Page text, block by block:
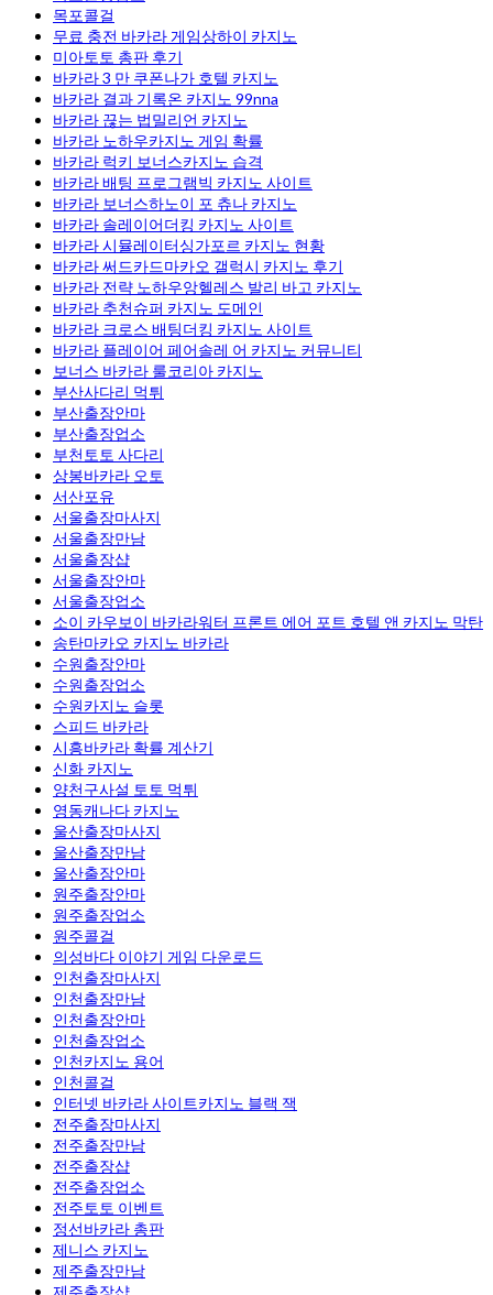
목포콜걸
무료 충전 바카라 게임상하이 카지노
미아토토 총판 후기
바카라 3 만 쿠폰나가 호텔 카지노
바카라 결과 기록온 카지노 99nna
바카라 끊는 법밀리언 카지노
바카라 노하우카지노 게임 확률
바카라 럭키 보너스카지노 습격
바카라 배팅 프로그램빅 카지노 사이트
바카라 보너스하노이 포 츄나 카지노
바카라 솔레이어더킹 카지노 사이트
바카라 시뮬레이터싱가포르 카지노 현황
바카라 써드카드마카오 갤럭시 카지노 후기
바카라 전략 노하우앙헬레스 발리 바고 카지노
바카라 추천슈퍼 카지노 도메인
바카라 크로스 배팅더킹 카지노 사이트
바카라 플레이어 페어솔레 어 카지노 커뮤니티
보너스 바카라 룰코리아 카지노
부산사다리 먹튀
부산출장안마
부산출장업소
부천토토 사다리
상봉바카라 오토
서산포유
서울출장마사지
서울출장만남
서울 출장샵
서울출장안마
서울출장업소
소이 카우보이 바카라워터 프론트 에어 포트 호텔 앤 카지노 막탄
송탄마카오 카지노 바카라
수원출장안마
수원출장업소
수원카지노 슬롯
스피드 바카라
시흥바카라 확률 계산기
신화 카지노
양천구사설 토토 먹튀
영동캐나다 카지노
울산출장마사지
울산출장만남
울산출장안마
원주출장안마
원주출장업소
원주콜걸
의성바다 이야기 게임 다운로드
인천출장마사지
인천출장만남
인천출장안마
인천출장업소
인천카지노 용어
인천콜걸
인터넷 바카라 사이트카지노 블랙 잭
전주출장마사지
전주출장만남
전주 출장샵
전주출장업소
전주토토 이벤트
정선바카라 총판
제니스 카지노
제주출장만남